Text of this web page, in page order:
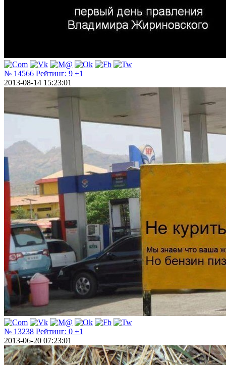
№ 14566 Рейтинг: 9 +1
2013-08-14 15:23:01
№ 13238 Рейтинг: 0 +1
2013-06-20 07:23:01